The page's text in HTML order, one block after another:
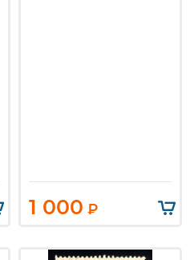
1 000 ₽